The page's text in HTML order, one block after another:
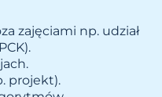
zajęciami np. udział
projekt).